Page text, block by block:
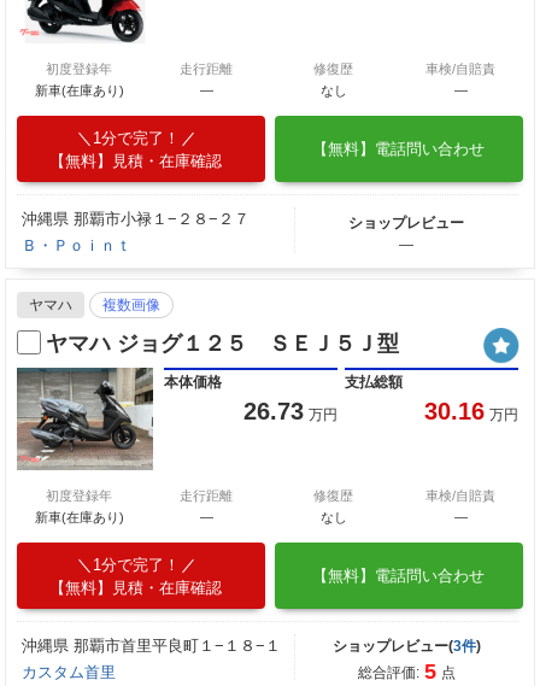
初度登録年
新車(在庫あり)
走行距離
―
修復歴
なし
車検/自賠責
―
1分で完了！
【無料】見積・在庫確認
【無料】電話問い合わせ
沖縄県 那覇市小禄１−２８−２７
Ｂ・Ｐｏｉｎｔ
ショップレビュー
―
ヤマハ 複数画像
ヤマハ ジョグ１２５ ＳＥＪ５Ｊ型
本体価格
26.73 万円
支払総額
30.16 万円
初度登録年
新車(在庫あり)
走行距離
―
修復歴
なし
車検/自賠責
―
1分で完了！
【無料】見積・在庫確認
【無料】電話問い合わせ
沖縄県 那覇市首里平良町１−１８−１
カスタム首里
ショップレビュー(3件)
総合評価: 5 点